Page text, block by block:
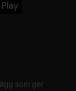
som ger